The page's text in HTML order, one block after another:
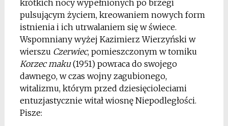
krótkich nocy wypełnionych po brzegi
pulsującym życiem, kreowaniem nowych form
istnienia i ich utrwalaniem się w świece.
Wspomniany wyżej Kazimierz Wierzyński w
wierszu Czerwiec, pomieszczonym w tomiku
Korzec maku(1951) powraca do swojego
dawnego, w czas wojny zagubionego,
witalizmu, którym przed dziesięcioleciami
entuzjastycznie witał wiosnę Niepodległości.
Pisze: